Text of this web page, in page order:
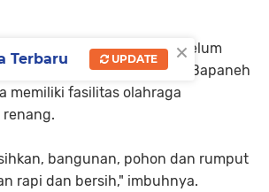
sambung Genius sebelum
dinamakan Medan nan Bapaneh
memiliki fasilitas olahraga
bangunan, pohon dan rumput
rapi dan bersih," imbuhnya.
×
Terbaru UPDATE